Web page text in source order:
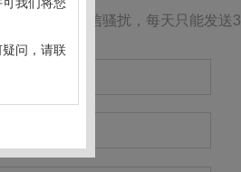
为了防止短信骚扰，每天只能发送3
可我们将您
问，请联